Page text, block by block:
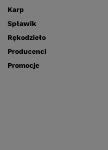
Karp
Spławik
Rękodzieło
Producenci
Promocje